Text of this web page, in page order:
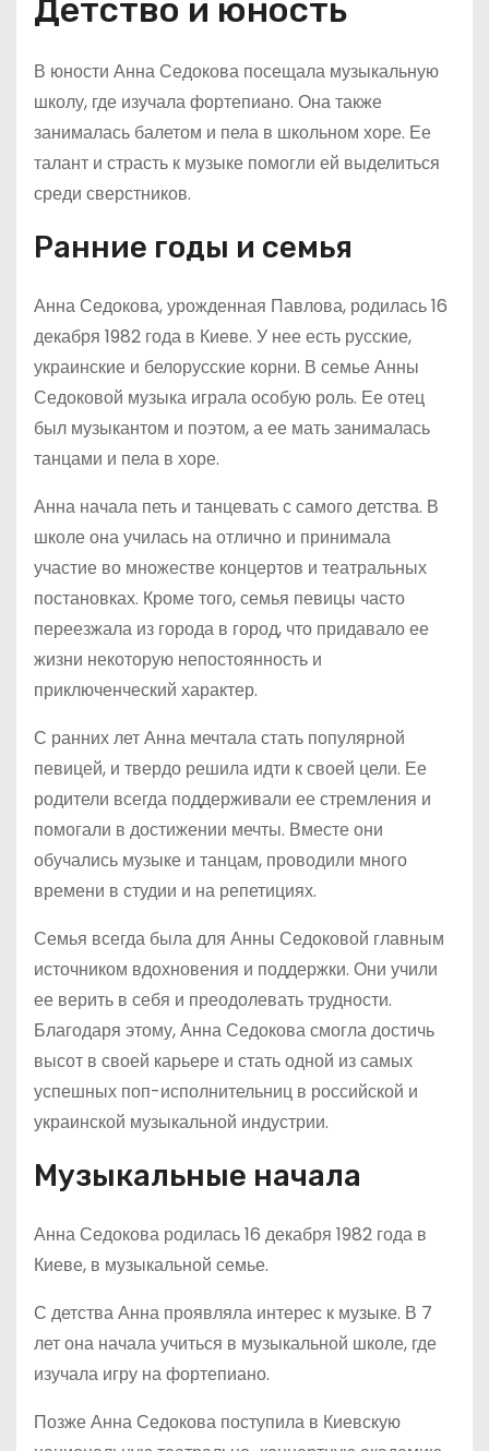
Детство и юность
В юности Анна Седокова посещала музыкальную
школу, где изучала фортепиано. Она также
занималась балетом и пела в школьном хоре. Ее
талант и страсть к музыке помогли ей выделиться
среди сверстников.
Ранние годы и семья
Анна Седокова, урожденная Павлова, родилась 16
декабря 1982 года в Киеве. У нее есть русские,
украинские и белорусские корни. В семье Анны
Седоковой музыка играла особую роль. Ее отец
был музыкантом и поэтом, а ее мать занималась
танцами и пела в хоре.
Анна начала петь и танцевать с самого детства. В
школе она училась на отлично и принимала
участие во множестве концертов и театральных
постановках. Кроме того, семья певицы часто
переезжала из города в город, что придавало ее
жизни некоторую непостоянность и
приключенческий характер.
С ранних лет Анна мечтала стать популярной
певицей, и твердо решила идти к своей цели. Ее
родители всегда поддерживали ее стремления и
помогали в достижении мечты. Вместе они
обучались музыке и танцам, проводили много
времени в студии и на репетициях.
Семья всегда была для Анны Седоковой главным
источником вдохновения и поддержки. Они учили
ее верить в себя и преодолевать трудности.
Благодаря этому, Анна Седокова смогла достичь
высот в своей карьере и стать одной из самых
успешных поп-исполнительниц в российской и
украинской музыкальной индустрии.
Музыкальные начала
Анна Седокова родилась 16 декабря 1982 года в
Киеве, в музыкальной семье.
С детства Анна проявляла интерес к музыке. В 7
лет она начала учиться в музыкальной школе, где
изучала игру на фортепиано.
Позже Анна Седокова поступила в Киевскую